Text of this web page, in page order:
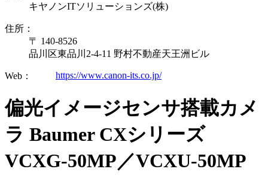
キヤノンITソリューションズ(株)
住所：
〒 140-8526
品川区東品川2-4-11 野村不動産天王洲ビル
Web： https://www.canon-its.co.jp/
偏光イメージセンサ搭載カメ
ラ Baumer CXシリーズ
VCXG-50MP／VCXU-50MP